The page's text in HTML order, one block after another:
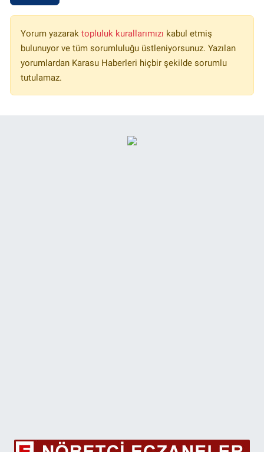
Yorum yazarak topluluk kurallarımızı kabul etmiş
bulunuyor ve tüm sorumluluğu üstleniyorsunuz. Yazılan
yorumlardan Karasu Haberleri hiçbir şekilde sorumlu
tutulamaz.